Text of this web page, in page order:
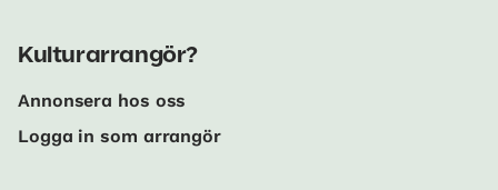
Kulturarrangör?
Annonsera hos oss
Logga in som arrangör